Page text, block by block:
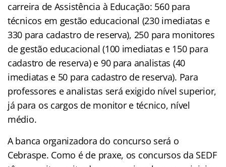
carreira de Assistência à Educação: 560 para
técnicos em gestão educacional (230 imediatas e
330 para cadastro de reserva), 250 para monitores
de gestão educacional (100 imediatas e 150 para
cadastro de reserva) e 90 para analistas (40
imediatas e 50 para cadastro de reserva). Para
professores e analistas será exigido nível superior,
já para os cargos de monitor e técnico, nível
médio.
A banca organizadora do concurso será o
Cebraspe. Como é de praxe, os concursos da SEDF